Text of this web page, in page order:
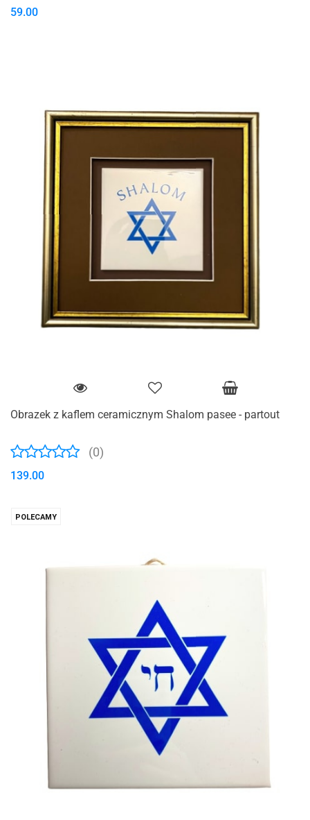
59.00
Obrazek z kaflem ceramicznym Shalom pasee - partout
(0)
139.00
POLECAMY